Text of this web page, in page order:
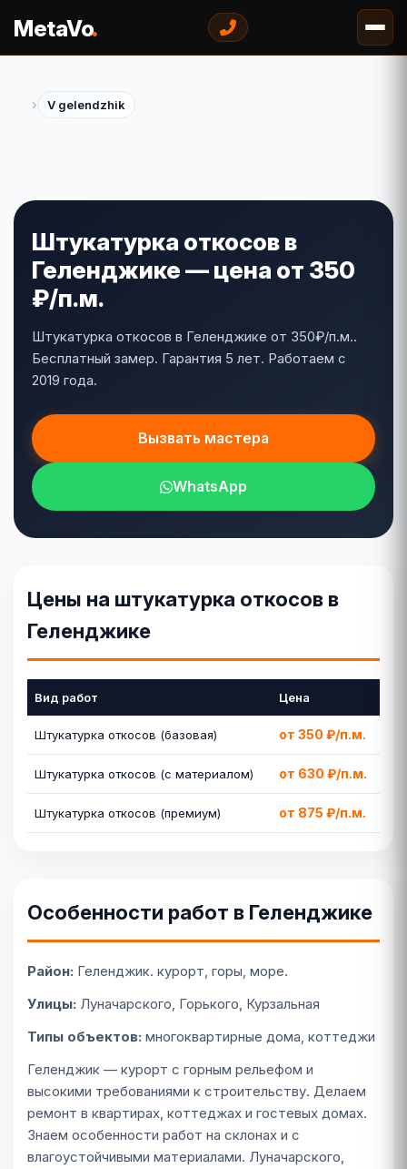
MetaVo.
› V gelendzhik
Штукатурка откосов в
Геленджике — цена от 350
₽/п.м.
Штукатурка откосов в Геленджике от 350₽/п.м..
Бесплатный замер. Гарантия 5 лет. Работаем с
2019 года.
Вызвать мастера
WhatsApp
Цены на штукатурка откосов в
Геленджике
Вид работ Цена
Штукатурка откосов (базовая) от 350 ₽/п.м.
Штукатурка откосов (с материалом) от 630 ₽/п.м.
Штукатурка откосов (премиум) от 875 ₽/п.м.
Особенности работ в Геленджике
Район: Геленджик. курорт, горы, море.
Улицы: Луначарского, Горького, Курзальная
Типы объектов: многоквартирные дома, коттеджи
Геленджик — курорт с горным рельефом и
высокими требованиями к строительству. Делаем
ремонт в квартирах, коттеджах и гостевых домах.
Знаем особенности работ на склонах и с
влагоустойчивыми материалами. Луначарского,